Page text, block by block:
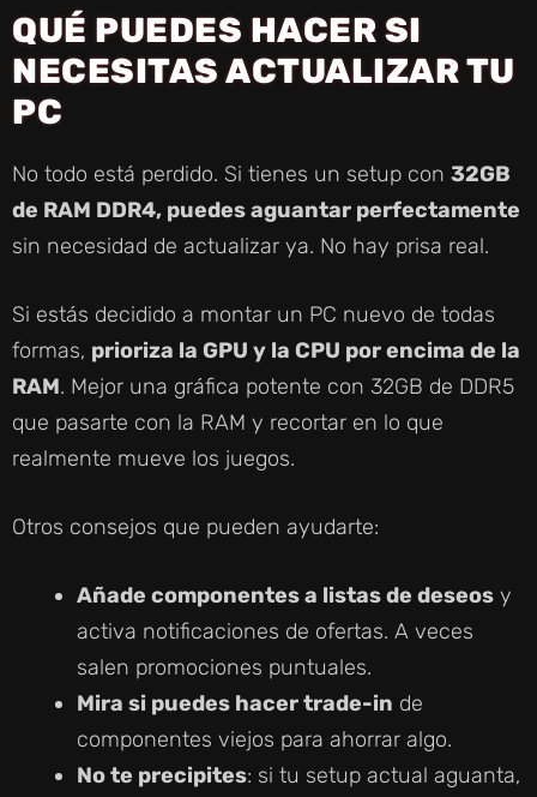
QUÉ PUEDES HACER SI
NECESITAS ACTUALIZAR TU
PC
No todo está perdido. Si tienes un setup con 32GB
de RAM DDR4, puedes aguantar perfectamente
sin necesidad de actualizar ya. No hay prisa real.
Si estás decidido a montar un PC nuevo de todas
formas, prioriza la GPU y la CPU por encima de la
RAM. Mejor una gráfica potente con 32GB de DDR5
que pasarte con la RAM y recortar en lo que
realmente mueve los juegos.
Otros consejos que pueden ayudarte:
Añade componentes a listas de deseos y
activa notificaciones de ofertas. A veces
salen promociones puntuales.
Mira si puedes hacer trade-in de
componentes viejos para ahorrar algo.
No te precipites: si tu setup actual aguanta,